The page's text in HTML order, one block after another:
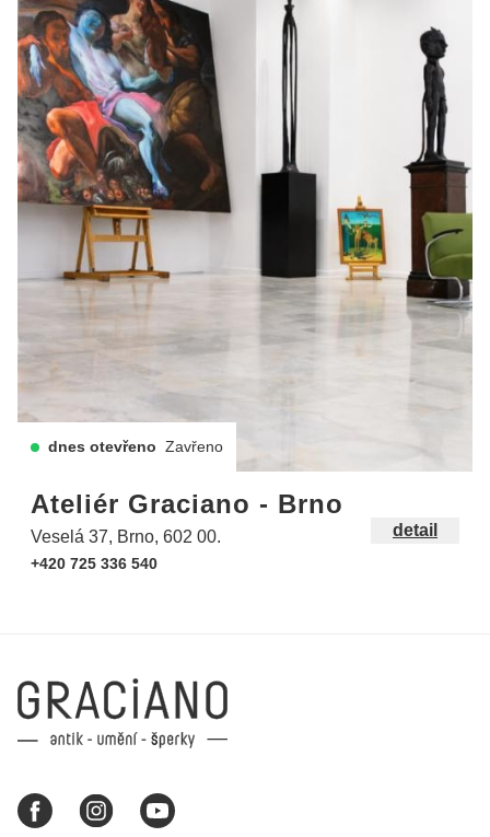
dnes otevřeno Zavřeno
Ateliér Graciano - Brno
Veselá 37, Brno, 602 00.
+420 725 336 540
detail